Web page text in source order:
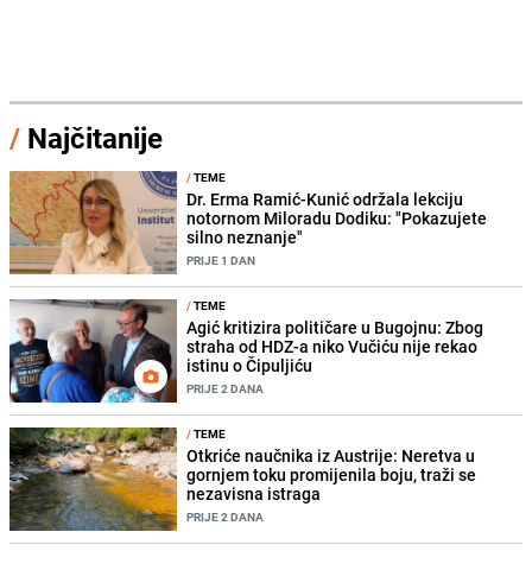
/ Najčitanije
/TEME
Dr. Erma Ramić-Kunić održala lekciju
notornom Miloradu Dodiku: "Pokazujete
silno neznanje"
PRIJE 1 DAN
/TEME
Agić kritizira političare u Bugojnu: Zbog
straha od HDZ-a niko Vučiću nije rekao
istinu o Čipuljiću
PRIJE 2 DANA
/TEME
Otkriće naučnika iz Austrije: Neretva u
gornjem toku promijenila boju, traži se
nezavisna istraga
PRIJE 2 DANA